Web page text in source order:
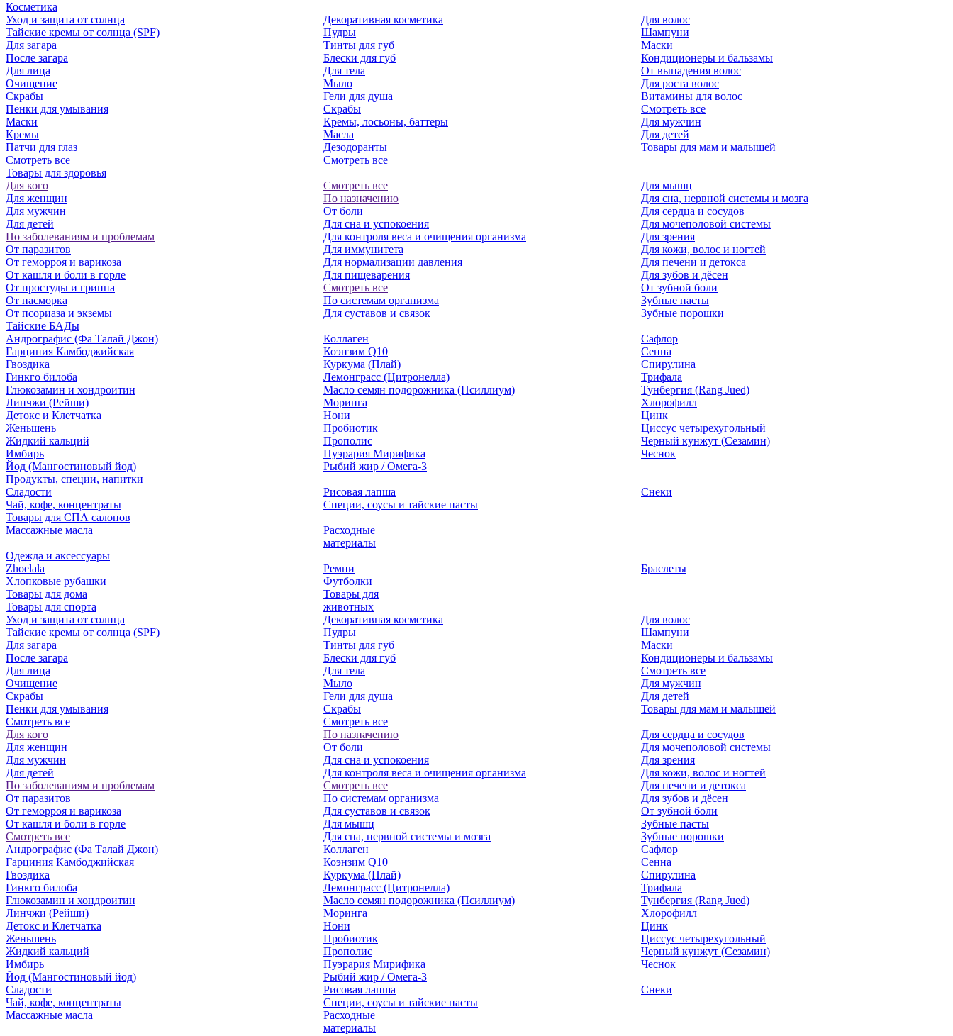
Косметика
Уход и защита от солнца
Тайские кремы от солнца (SPF)
Для загара
После загара
Для лица
Очищение
Скрабы
Пенки для умывания
Маски
Кремы
Патчи для глаз
Смотреть все
Декоративная косметика
Пудры
Тинты для губ
Блески для губ
Для тела
Мыло
Гели для душа
Скрабы
Кремы, лосьоны, баттеры
Масла
Дезодоранты
Смотреть все
Для волос
Шампуни
Маски
Кондиционеры и бальзамы
От выпадения волос
Для роста волос
Витамины для волос
Смотреть все
Для мужчин
Для детей
Товары для мам и малышей
Товары для здоровья
Для кого
Для женщин
Для мужчин
Для детей
По заболеваниям и проблемам
От паразитов
Oт геморроя и варикоза
От кашля и боли в горле
От простуды и гриппа
От насморка
Oт псориаза и экземы
Смотреть все
По назначению
От боли
Для сна и успокоения
Для контроля веса и очищения организма
Для иммунитета
Для нормализации давления
Для пищеварения
Смотреть все
По системам организма
Для суставов и связок
Для мышц
Для сна, нервной системы и мозга
Для сердца и сосудов
Для мочеполовой системы
Для зрения
Для кожи, волос и ногтей
Для печени и детокса
Для зубов и дёсен
От зубной боли
Зубные пасты
Зубные порошки
Тайские БАДы
Андрографис (Фа Талай Джон)
Гарциния Камбоджийская
Гвоздика
Гинкго билоба
Глюкозамин и хондроитин
Линчжи (Рейши)
Детокс и Клетчатка
Женьшень
Жидкий кальций
Имбирь
Йод (Мангостиновый йод)
Коллаген
Коэнзим Q10
Куркума (Плай)
Лемонграсс (Цитронелла)
Масло семян подорожника (Псиллиум)
Моринга
Нони
Пробиотик
Прополис
Пуэрария Мирифика
Рыбий жир / Омега-3
Сафлор
Сенна
Спирулина
Трифала
Тунбергия (Rang Jued)
Хлорофилл
Цинк
Циссус четырехугольный
Черный кунжут (Сезамин)
Чеснок
Продукты, специи, напитки
Сладости
Чай, кофе, концентраты
Рисовая лапша
Специи, соусы и тайские пасты
Снеки
Товары для СПА салонов
Массажные масла
Расходные
материалы
Одежда и аксессуары
Zhoelala
Хлопковые рубашки
Ремни
Футболки
Браслеты
Товары для дома
Товары для спорта
Товары для
животных
Уход и защита от солнца
Тайские кремы от солнца (SPF)
Для загара
После загара
Для лица
Очищение
Скрабы
Пенки для умывания
Смотреть все
Декоративная косметика
Пудры
Тинты для губ
Блески для губ
Для тела
Мыло
Гели для душа
Скрабы
Смотреть все
Для волос
Шампуни
Маски
Кондиционеры и бальзамы
Смотреть все
Для мужчин
Для детей
Товары для мам и малышей
Для кого
Для женщин
Для мужчин
Для детей
По заболеваниям и проблемам
От паразитов
Oт геморроя и варикоза
От кашля и боли в горле
Смотреть все
По назначению
От боли
Для сна и успокоения
Для контроля веса и очищения организма
Смотреть все
По системам организма
Для суставов и связок
Для мышц
Для сна, нервной системы и мозга
Для сердца и сосудов
Для мочеполовой системы
Для зрения
Для кожи, волос и ногтей
Для печени и детокса
Для зубов и дёсен
От зубной боли
Зубные пасты
Зубные порошки
Андрографис (Фа Талай Джон)
Гарциния Камбоджийская
Гвоздика
Гинкго билоба
Глюкозамин и хондроитин
Линчжи (Рейши)
Детокс и Клетчатка
Женьшень
Жидкий кальций
Имбирь
Йод (Мангостиновый йод)
Коллаген
Коэнзим Q10
Куркума (Плай)
Лемонграсс (Цитронелла)
Масло семян подорожника (Псиллиум)
Моринга
Нони
Пробиотик
Прополис
Пуэрария Мирифика
Рыбий жир / Омега-3
Сафлор
Сенна
Спирулина
Трифала
Тунбергия (Rang Jued)
Хлорофилл
Цинк
Циссус четырехугольный
Черный кунжут (Сезамин)
Чеснок
Сладости
Чай, кофе, концентраты
Рисовая лапша
Специи, соусы и тайские пасты
Снеки
Массажные масла
Расходные
материалы